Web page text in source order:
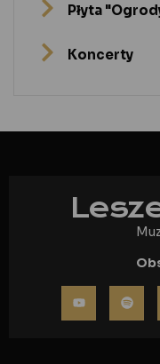
Płyta
Koncerty